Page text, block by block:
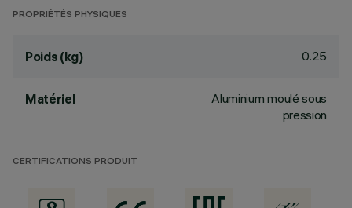
PROPRIÉTÉS PHYSIQUES
Poids (kg) 0.25
Matériel
Aluminium moulé sous
pression
CERTIFICATIONS PRODUIT